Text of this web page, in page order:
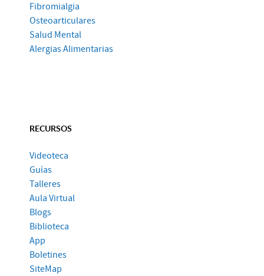
Fibromialgia
Osteoarticulares
Salud Mental
Alergias Alimentarias
RECURSOS
Videoteca
Guías
Talleres
Aula Virtual
Blogs
Biblioteca
App
Boletines
SiteMap